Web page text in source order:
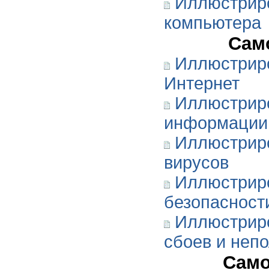
компьютера
Интернет
информации
вирусов
сбоев и